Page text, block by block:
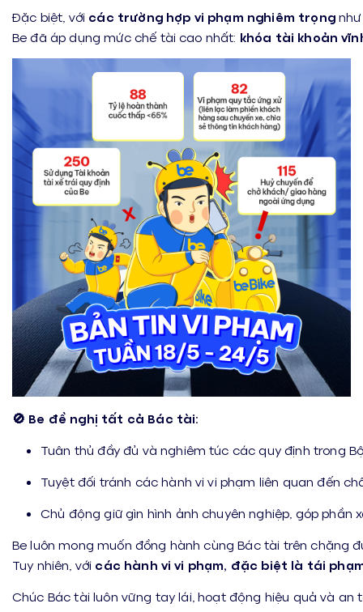
Đặc biệt, với các trường hợp vi phạm nghiêm trọngnhư
Be đã áp dụng mức chế tài cao nhất: khóa tài khoản
🚫 Be đề nghị tất cả Bác tài:
Tuân thủ đầy đủ và nghiêm túc các quy định trong
Tuyệt đối tránh các hành vi vi phạm liên quan đến
Chủ động giữ gìn hình ảnh chuyên nghiệp, góp
Be luôn mong muốn đồng hành cùng Bác tài trên chặng
Tuy nhiên, với các hành vi vi phạm, đặc biệt là tái
Chúc Bác tài luôn vững tay lái, hoạt động hiệu quả và an